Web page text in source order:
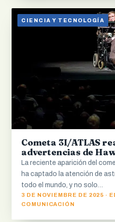
CIENCIA Y TECNOLOGÍA
Cometa 3I/ATLAS
advertencias de
La reciente aparición del
ha captado la atención de
todo el mundo, y no solo…
3 DE NOVIEMBRE DE 2025 ·
COMUNICACIÓN